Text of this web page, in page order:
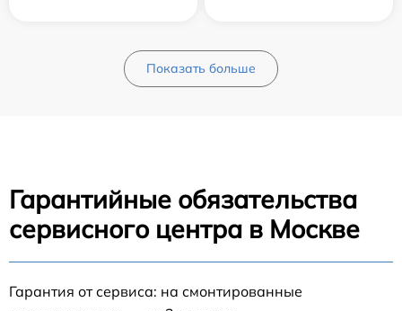
Показать больше
Гарантийные обязательства
сервисного центра в Москве
Гарантия от сервиса: на смонтированные